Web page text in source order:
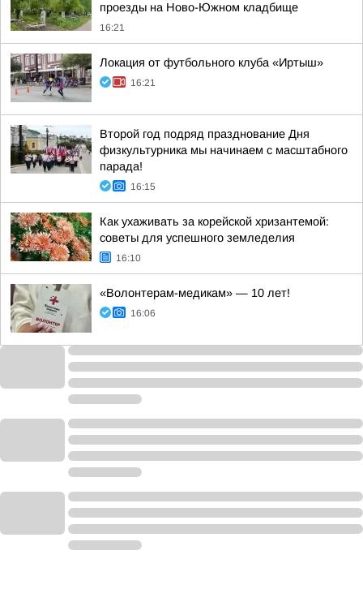
проезды на Ново-Южном кладбище
16:21
Локация от футбольного клуба «Иртыш»
16:21
Второй год подряд празднование Дня
физкультурника мы начинаем с масштабного
парада!
16:15
Как ухаживать за корейской хризантемой:
советы для успешного земледелия
16:10
«Волонтерам-медикам» — 10 лет!
16:06